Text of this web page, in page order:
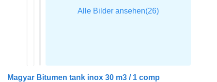
Magyar Bitumen tank inox 30 m3 / 1 comp